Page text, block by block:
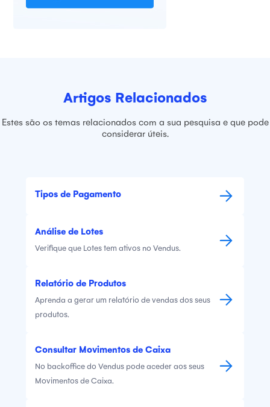
Artigos Relacionados
Estes são os temas relacionados com a sua pesquisa e que pode
considerar úteis.
Tipos de Pagamento
Análise de Lotes
Verifique que Lotes tem ativos no Vendus.
Relatório de Produtos
Aprenda a gerar um relatório de vendas dos seus
produtos.
Consultar Movimentos de Caixa
No backoffice do Vendus pode aceder aos seus
Movimentos de Caixa.